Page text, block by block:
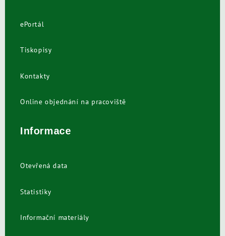
ePortál
Tiskopisy
Kontakty
Online objednání na pracoviště
Informace
Otevřená data
Statistiky
Informační materiály